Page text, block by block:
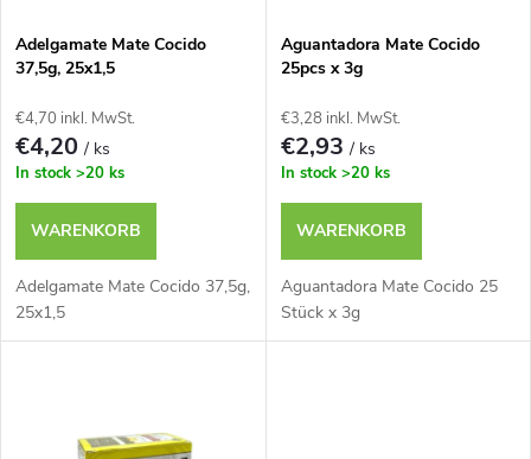
t
s
o
r
t
i
e
d
e
r
P
r
Adelgamate Mate Cocido
37,5g, 25x1,5
€4,70 inkl. MwSt.
€4,20/ ks
In stock >20 ks
WARENKORB
Adelgamate Mate Cocido 37,5g,
25x1,5
Aguantadora Mate Cocido
25pcs x 3g
€3,28 inkl. MwSt.
€2,93/ ks
In stock >20 ks
WARENKORB
Aguantadora Mate Cocido 25
Stück x 3g